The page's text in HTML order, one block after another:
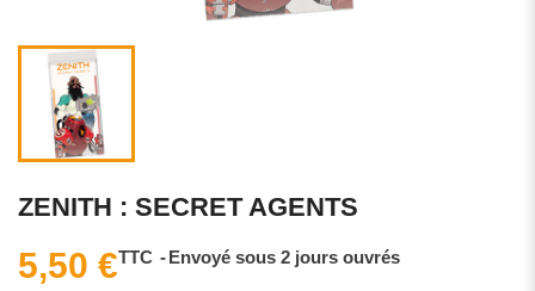
ZENITH : SECRET AGENTS
5,50 €TTC Envoyé sous 2 jours ouvrés